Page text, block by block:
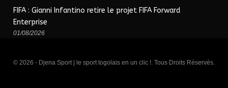
FIFA : Gianni Infantino retire le projet FIFA Forward
Enterprise
01/08/2026
© 2026 - Djena Sport | le sport togolais en un clic !. Tous Droits Réservés.